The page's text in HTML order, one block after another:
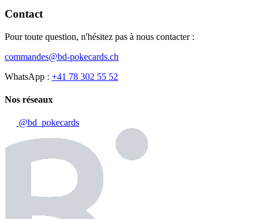
Contact
Pour toute question, n'hésitez pas à nous contacter :
commandes@bd-pokecards.ch
WhatsApp : +41 78 302 55 52
Nos réseaux
@bd_pokecards